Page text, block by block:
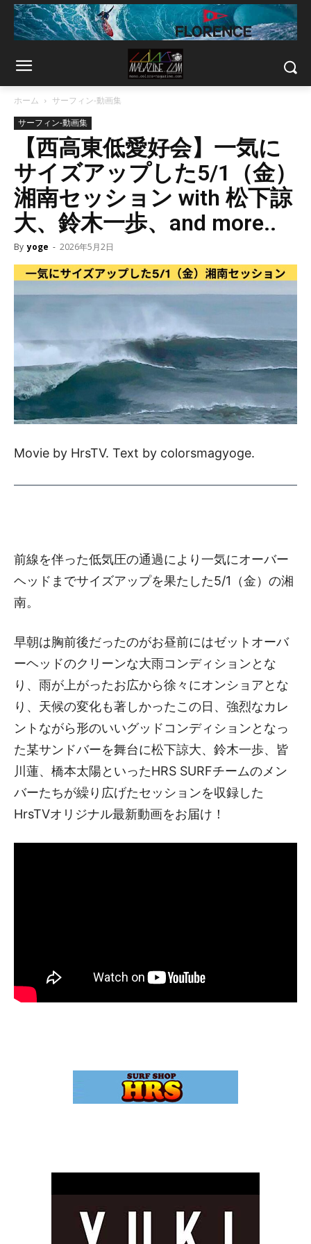
ホーム
サーフィン-動画集
サーフィン-動画集
【西高東低愛好会】一気に
サイズアップした5/1（金）
湘南セッション with 松下諒
大、鈴木一歩、and more..
By yoge - 2026年5月2日
Movie by HrsTV. Text by colorsmagyoge.
前線を伴った低気圧の通過により一気にオーバー
ヘッドまでサイズアップを果たした5/1（金）の湘
南。
早朝は胸前後だったのがお昼前にはゼットオーバ
ーヘッドのクリーンな大雨コンディションとな
り、雨が上がったお広から徐々にオンショアとな
り、天候の変化も著しかったこの日、強烈なカレ
ントながら形のいいグッドコンディションとなっ
た某サンドバーを舞台に松下諒大、鈴木一歩、皆
川蓮、橋本太陽といったHRS SURFチームのメン
バーたちが繰り広げたセッションを収録した
HrsTVオリジナル最新動画をお届け！